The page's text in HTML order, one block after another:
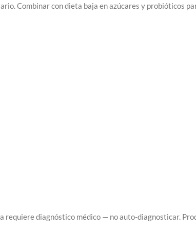
Combinar con dieta baja en azúcares y probióticos
requiere diagnóstico médico — no auto-diagnosticar.